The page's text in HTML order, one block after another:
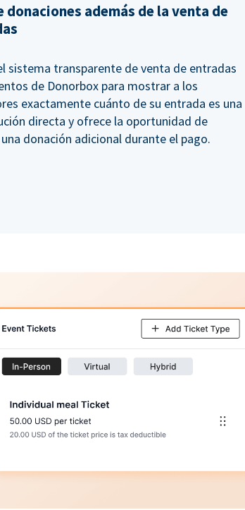
donaciones además de la venta de
sistema transparente de venta de entradas
de Donorbox para mostrar a los
exactamente cuánto de su entrada es una
directa y ofrece la oportunidad de
donación adicional durante el pago.